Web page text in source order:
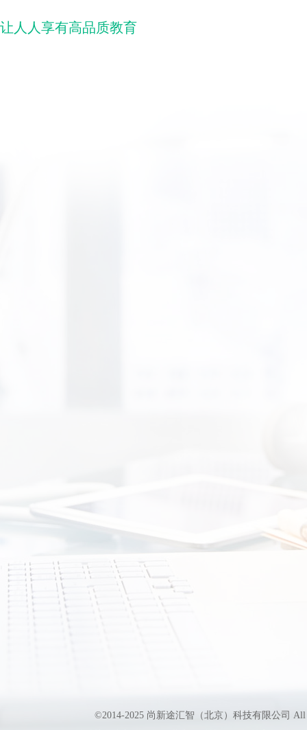
让人人享有高品质教育
©2014-2025 尚新途汇智（北京）科技有限公司